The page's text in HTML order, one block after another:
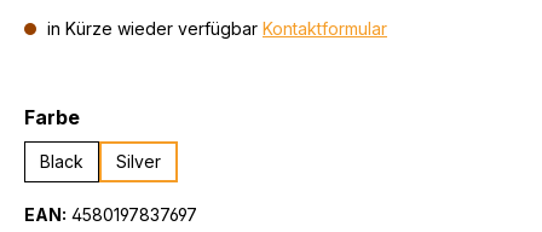
in Kürze wieder verfügbar Kontaktformular
Farbeauswählen
Black Silver
EAN: 4580197837697